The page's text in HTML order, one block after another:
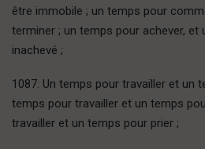
être immobile ; un temps pour
terminer ; un temps pour achever, et
inachevé ;
1087. Un temps pour travailler et un
temps pour travailler et un temps
travailler et un temps pour prier ;